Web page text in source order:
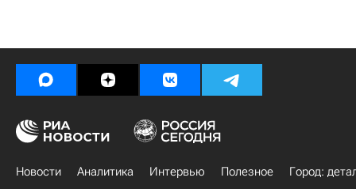
Новости Аналитика Интервью Полезное
Город: